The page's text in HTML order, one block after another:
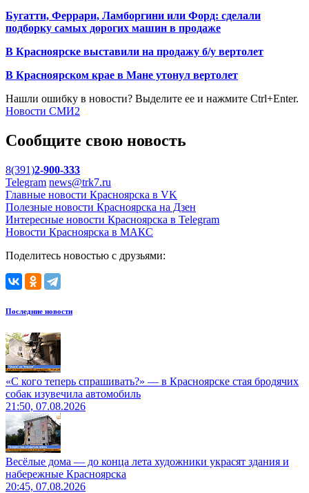
Бугатти, Феррари, Ламборгини или Форд: сделали
подборку самых дорогих машин в продаже
В Красноярске выставили на продажу б/у вертолет
В Красноярском крае в Мане утонул вертолет
Нашли ошибку в новости? Выделите ее и нажмите Ctrl+Enter.
Новости СМИ2
Сообщите свою новость
8(391)2-900-333
Telegram news@trk7.ru
Главные новости Красноярска в VK
Полезные новости Красноярска на Дзен
Интересные новости Красноярска в Telegram
Новости Красноярска в МАКС
Поделитесь новостью с друзьями:
Последние новости
«С кого теперь спрашивать?» — в Красноярске стая бродячих
собак изувечила автомобиль
21:50, 07.08.2026
Весёлые дома — до конца лета художники украсят здания и
набережные Красноярска
20:45, 07.08.2026